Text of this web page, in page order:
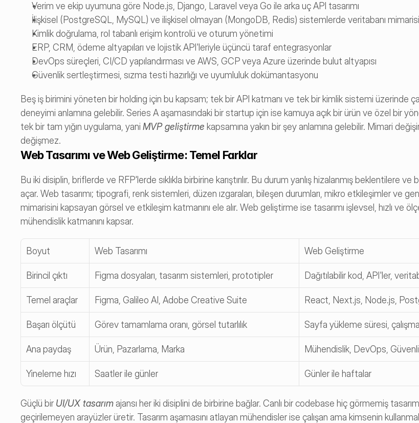
Verim ve ekip uyumuna göre Node.js, Django, Laravel veya Go ile arka uç API tasarımı
İlişkisel (PostgreSQL, MySQL) ve ilişkisel olmayan (MongoDB, Redis) sistemlerde veritabanı mimarisi
Kimlik doğrulama, rol tabanlı erişim kontrolü ve oturum yönetimi
ERP, CRM, ödeme altyapıları ve lojistik API'leriyle üçüncü taraf entegrasyonlar
DevOps süreçleri, CI/CD yapılandırması ve AWS, GCP veya Azure üzerinde bulut altyapısı
Güvenlik sertleştirmesi, sızma testi hazırlığı ve uyumluluk dokümantasyonu
Beş iş birimini yöneten bir holding için bu kapsam; tek bir API katmanı ve tek bir kimlik sistemi üzerinde
deneyimi anlamına gelebilir. Series A aşamasındaki bir startup için ise kamuya açık bir ürün ve özel bir
tek bir tam yığın uygulama, yani MVP geliştirme kapsamına yakın bir şey anlamına gelebilir. Mimari
değişmez.
Web Tasarımı ve Web Geliştirme: Temel Farklar
Bu iki disiplin, briflerde ve RFP'lerde sıklıkla birbirine karıştırılır. Bu durum yanlış hizalanmış beklentilere
açar. Web tasarımı; tipografi, renk sistemleri, düzen ızgaraları, bileşen durumları, mikro etkileşimler ve
mimarisini kapsayan görsel ve etkileşim katmanını ele alır. Web geliştirme ise tasarımı işlevsel, hızlı ve
mühendislik katmanını kapsar.
Boyut Web Tasarımı Web Geliştirme
Birincil çıktı Figma dosyaları, tasarım sistemleri, prototipler Dağıtılabilir kod, API'ler,
Temel araçlar Figma, Galileo AI, Adobe Creative Suite React, Next.js, Node.js,
Başarı ölçütü Görev tamamlama oranı, görsel tutarlılık Sayfa yükleme süresi,
Ana paydaş Ürün, Pazarlama, Marka Mühendislik, DevOps,
Yineleme hızı Saatler ile günler Günler ile haftalar
Güçlü bir UI/UX tasarım ajansı her iki disiplini de birbirine bağlar. Canlı bir codebase hiç görmemiş
geçirilemeyen arayüzler üretir. Tasarım aşamasını atlayan mühendisler ise çalışan ama kimsenin